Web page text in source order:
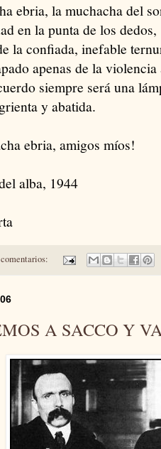
ebria, la muchacha del
en la punta de los dedos,
la confiada, inefable
apenas de la
siempre será una
y abatida.
ebria, amigos míos!
alba, 1944
A SACCO Y